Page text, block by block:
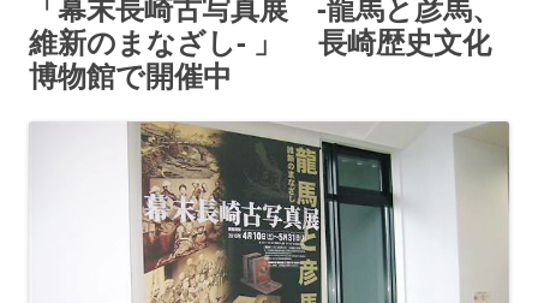
キ
ッ
プ
維新のまなざし- 」 長崎歴史文化
博物館で開催中